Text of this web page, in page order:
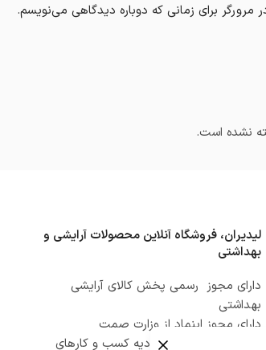
نشده است.
مرورگر برای زمانی که دوباره دیدگاهی می‌نویسم.
لیدیران، فروشگاه آنلاین محصولات آرایشی و
بهداشتی
دارای مجوز رسمی پخش کالای آرایشی
بهداشتی
دارای مجوز اینماد از وزارت صمت
دارای مجوز رسمی اتحادیه کسب و کارهای